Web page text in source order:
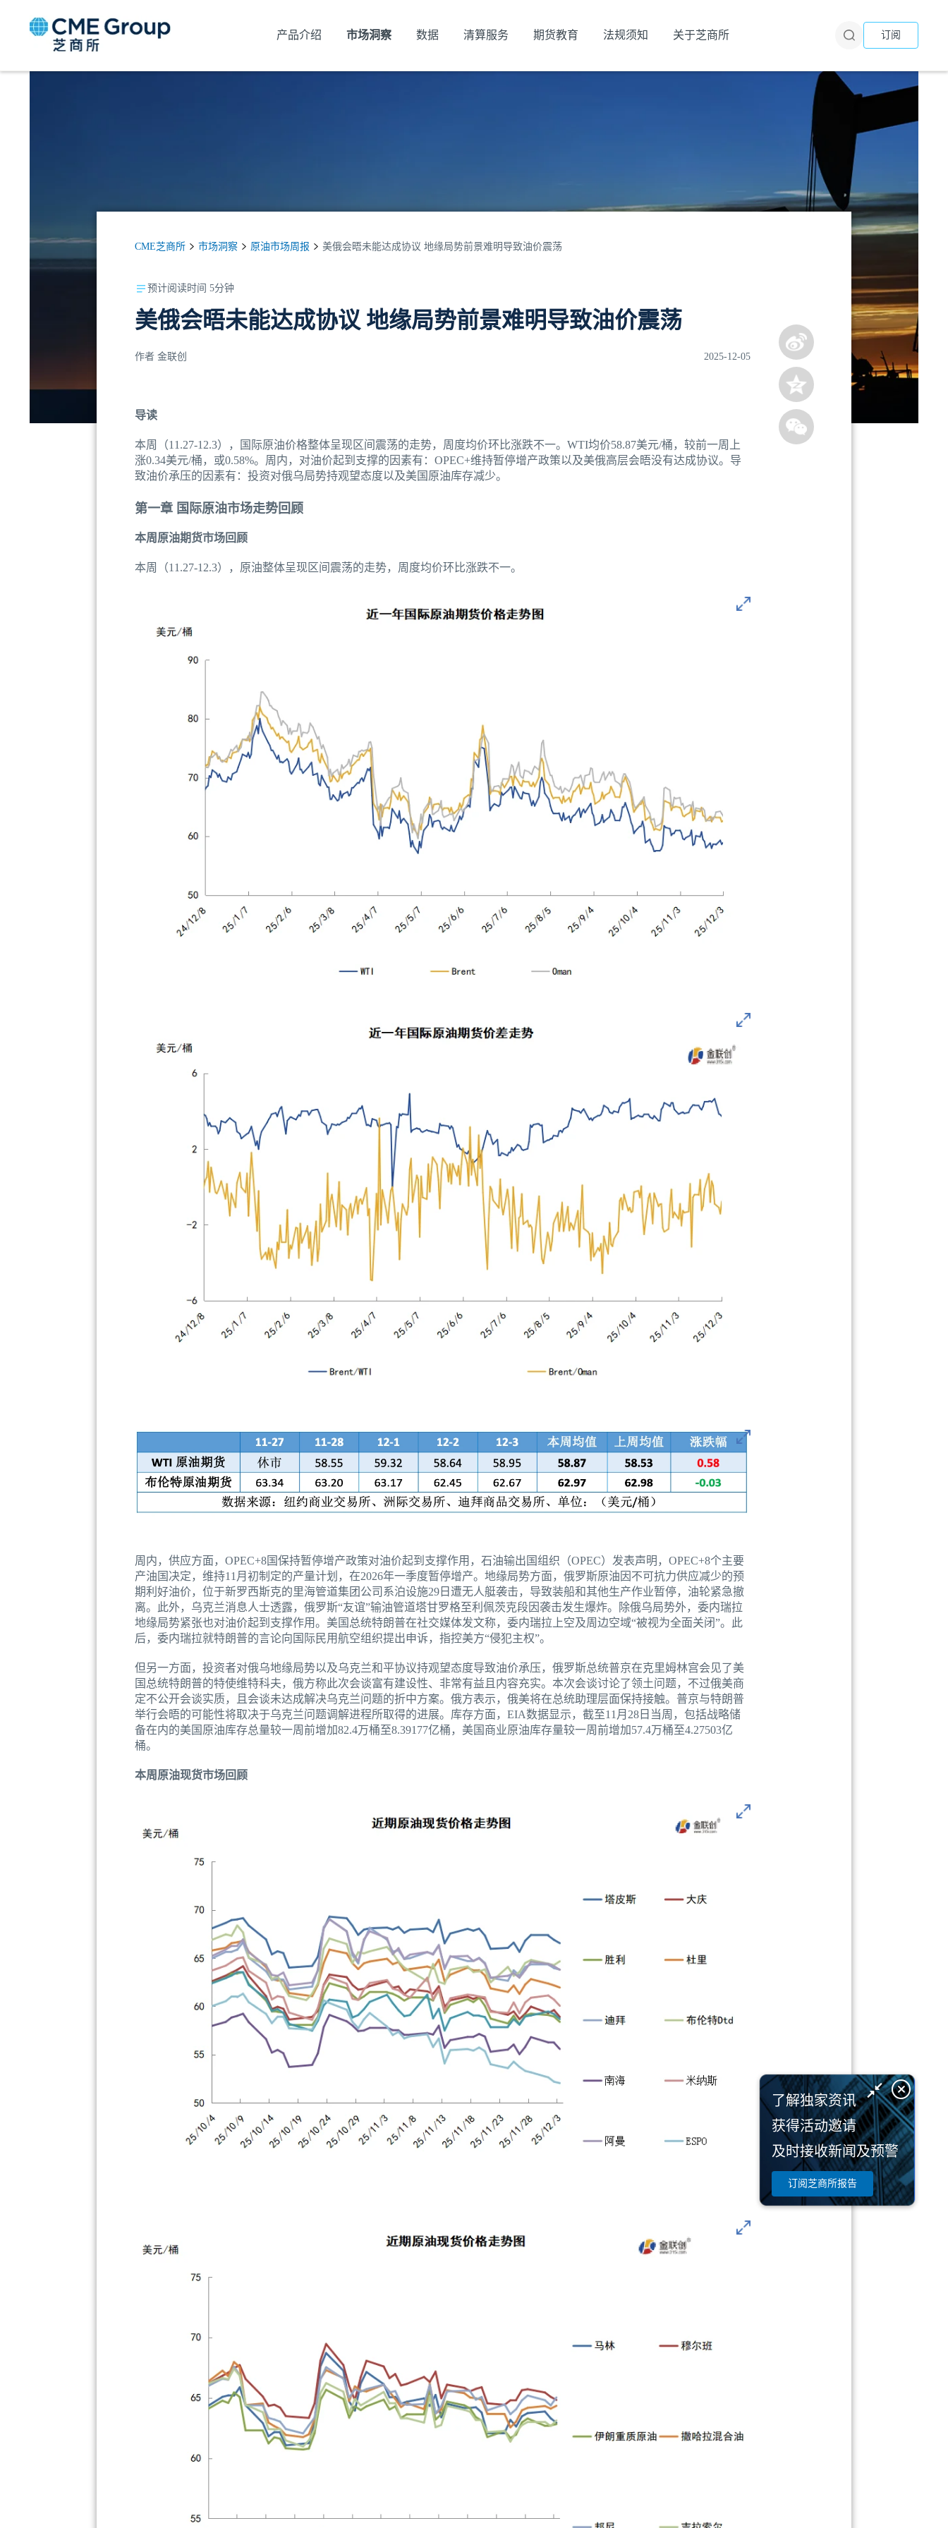
产品介绍 市场洞察 数据 清算服务 期货教育 法规须知 关于芝商所 订阅
CME芝商所 市场洞察 原油市场周报 美俄会晤未能达成协议 地缘局势前景难明导致油价震荡
预计阅读时间 5分钟
美俄会晤未能达成协议 地缘局势前景难明导致油价震荡
作者 金联创 2025-12-05
导读
本周（11.27-12.3），国际原油价格整体呈现区间震荡的走势，周度均价环比涨跌不一。WTI均价58.87美元/桶，较前一周上
涨0.34美元/桶，或0.58%。周内，对油价起到支撑的因素有：OPEC+维持暂停增产政策以及美俄高层会晤没有达成协议。导
致油价承压的因素有：投资对俄乌局势持观望态度以及美国原油库存减少。
第一章 国际原油市场走势回顾
本周原油期货市场回顾
本周（11.27-12.3），原油整体呈现区间震荡的走势，周度均价环比涨跌不一。
周内，供应方面，OPEC+8国保持暂停增产政策对油价起到支撑作用，石油输出国组织（OPEC）发表声明，OPEC+8个主要
产油国决定，维持11月初制定的产量计划，在2026年一季度暂停增产。地缘局势方面，俄罗斯原油因不可抗力供应减少的预
期利好油价，位于新罗西斯克的里海管道集团公司系泊设施29日遭无人艇袭击，导致装船和其他生产作业暂停，油轮紧急撤
离。此外，乌克兰消息人士透露，俄罗斯“友谊”输油管道塔甘罗格至利佩茨克段因袭击发生爆炸。除俄乌局势外，委内瑞拉
地缘局势紧张也对油价起到支撑作用。美国总统特朗普在社交媒体发文称，委内瑞拉上空及周边空域“被视为全面关闭”。此
后，委内瑞拉就特朗普的言论向国际民用航空组织提出申诉，指控美方“侵犯主权”。
但另一方面，投资者对俄乌地缘局势以及乌克兰和平协议持观望态度导致油价承压，俄罗斯总统普京在克里姆林宫会见了美
国总统特朗普的特使维特科夫，俄方称此次会谈富有建设性、非常有益且内容充实。本次会谈讨论了领土问题，不过俄美商
定不公开会谈实质，且会谈未达成解决乌克兰问题的折中方案。俄方表示，俄美将在总统助理层面保持接触。普京与特朗普
举行会晤的可能性将取决于乌克兰问题调解进程所取得的进展。库存方面，EIA数据显示，截至11月28日当周，包括战略储
备在内的美国原油库存总量较一周前增加82.4万桶至8.39177亿桶，美国商业原油库存量较一周前增加57.4万桶至4.27503亿
桶。
本周原油现货市场回顾
了解独家资讯
获得活动邀请
及时接收新闻及预警
订阅芝商所报告